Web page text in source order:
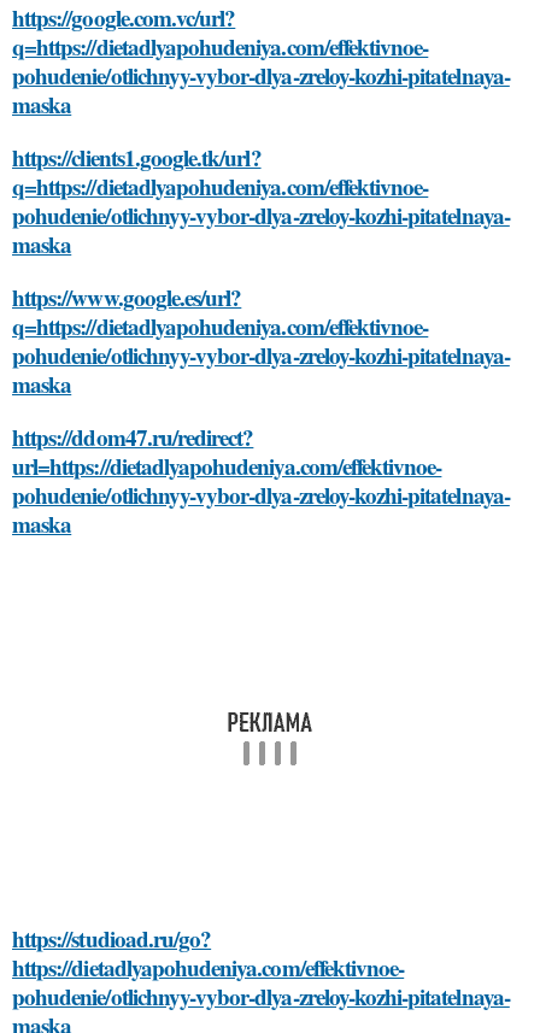
https://google.com.vc/url?
q=https://dietadlyapohudeniya.com/effektivnoe-
pohudenie/otlichnyy-vybor-dlya-zreloy-kozhi-pitatelnaya-
maska
https://clients1.google.tk/url?
q=https://dietadlyapohudeniya.com/effektivnoe-
pohudenie/otlichnyy-vybor-dlya-zreloy-kozhi-pitatelnaya-
maska
https://www.google.es/url?
q=https://dietadlyapohudeniya.com/effektivnoe-
pohudenie/otlichnyy-vybor-dlya-zreloy-kozhi-pitatelnaya-
maska
https://ddom47.ru/redirect?
url=https://dietadlyapohudeniya.com/effektivnoe-
pohudenie/otlichnyy-vybor-dlya-zreloy-kozhi-pitatelnaya-
maska
https://studioad.ru/go?
https://dietadlyapohudeniya.com/effektivnoe-
pohudenie/otlichnyy-vybor-dlya-zreloy-kozhi-pitatelnaya-
maska